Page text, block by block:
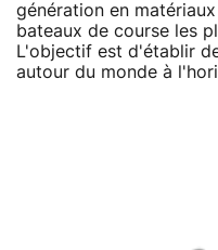
génération en
bateaux de course les
L'objectif est d'établir
autour du monde à